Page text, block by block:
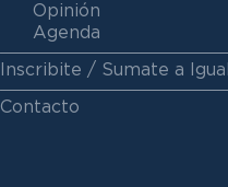
Opinión
Agenda
Inscribite / Sumate a
Contacto